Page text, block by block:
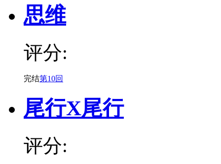
思维
评分:
完结第10回
尾行X尾行
评分: